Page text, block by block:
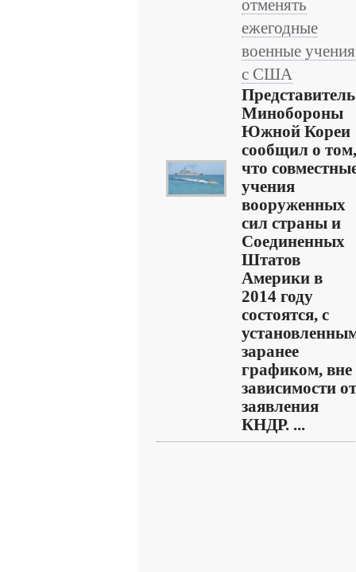
отменять
ежегодные
военные учения
с США
Представитель
Минобороны
Южной Кореи
сообщил о том,
что
учения
вооруженных
сил страны и
Соединенных
Штатов
Америки в
2014 году
состоятся, с
заранее
графиком, вне
зависимости от
заявления
КНДР. ...